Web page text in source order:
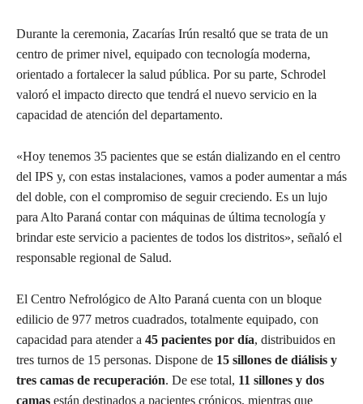
Durante la ceremonia, Zacarías Irún resaltó que se trata de un
centro de primer nivel, equipado con tecnología moderna,
orientado a fortalecer la salud pública. Por su parte, Schrodel
valoró el impacto directo que tendrá el nuevo servicio en la
capacidad de atención del departamento.
«Hoy tenemos 35 pacientes que se están dializando en el centro
del IPS y, con estas instalaciones, vamos a poder aumentar a más
del doble, con el compromiso de seguir creciendo. Es un lujo
para Alto Paraná contar con máquinas de última tecnología y
brindar este servicio a pacientes de todos los distritos», señaló el
responsable regional de Salud.
El Centro Nefrológico de Alto Paraná cuenta con un bloque
edilicio de 977 metros cuadrados, totalmente equipado, con
capacidad para atender a 45 pacientes por día, distribuidos en
tres turnos de 15 personas. Dispone de 15 sillones de diálisis y
tres camas de recuperación. De ese total, 11 sillones y dos
camas están destinados a pacientes crónicos, mientras que